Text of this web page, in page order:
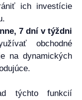
ich investície
7 dní v týždni
obchodné
na dynamických
týchto funkcií